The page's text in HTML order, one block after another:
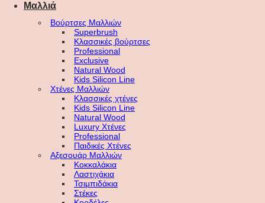
Μαλλιά
Βούρτσες Μαλλιών
Superbrush
Κλασσικές βούρτσες
Professional
Exclusive
Natural Wood
Kids Silicon Line
Χτένες Μαλλιών
Κλασσικές χτένες
Kids Silicon Line
Natural Wood
Luxury Χτένες
Professional
Παιδικές Χτένες
Αξεσουάρ Μαλλιών
Κοκκαλάκια
Λαστιχάκια
Τσιμπιδάκια
Στέκες